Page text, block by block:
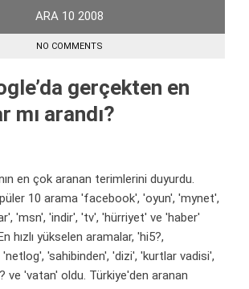
ARA 10 2008
NO COMMENTS
gerçekten en
mı arandı?
en çok aranan terimlerini duyurdu.
10 arama 'facebook', 'oyun', 'mynet',
'msn', 'indir', 'tv', 'hürriyet' ve 'haber'
hızlı yükselen aramalar, 'hi5?,
'sahibinden', 'dizi', 'kurtlar vadisi',
ve 'vatan' oldu. Türkiye'den aranan